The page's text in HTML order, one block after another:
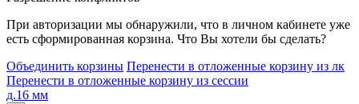
При авторизации мы обнаружили, что в личном кабинете уже
есть сформированная корзина. Что Вы хотели бы сделать?
Объединить корзины Перенести в отложенные корзину из лк
Перенести в отложенные корзину из сессии
д.16 мм